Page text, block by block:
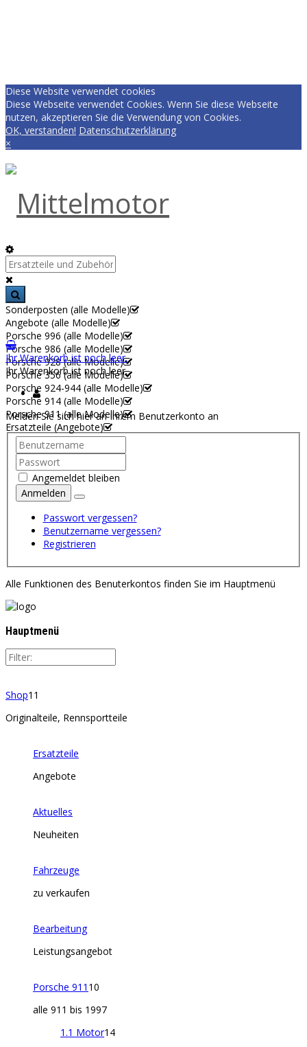
Diese Website verwendet cookies
Diese Webseite verwendet Cookies. Wenn Sie diese Webseite
nutzen, akzeptieren Sie die Verwendung von Cookies.
OK, verstanden! Datenschutzerklärung
×
Sonderposten (alle Modelle)
Angebote (alle Modelle)
Porsche 996 (alle Modelle)
Porsche 986 (alle Modelle)
Porsche 928 (alle Modelle)
Porsche 356 (alle Modelle)
Porsche 924-944 (alle Modelle)
Porsche 914 (alle Modelle)
Porsche 911 (alle Modelle)
Ersatzteile (Angebote)
Ihr Warenkorb ist noch leer.
Ihr Warenkorb ist noch leer.
Melden Sie sich hier an Ihrem Benutzerkonto an
Angemeldet bleiben
Anmelden
Passwort vergessen?
Benutzername vergessen?
Registrieren
Alle Funktionen des Benuterkontos finden Sie im Hauptmenü
Hauptmenü
Shop11
Originalteile, Rennsportteile
Ersatzteile
Angebote
Aktuelles
Neuheiten
Fahrzeuge
zu verkaufen
Bearbeitung
Leistungsangebot
Porsche 911 10
alle 911 bis 1997
1.1 Motor14